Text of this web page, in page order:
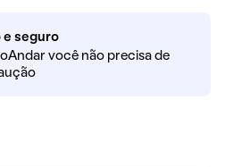
e seguro
você não precisa de